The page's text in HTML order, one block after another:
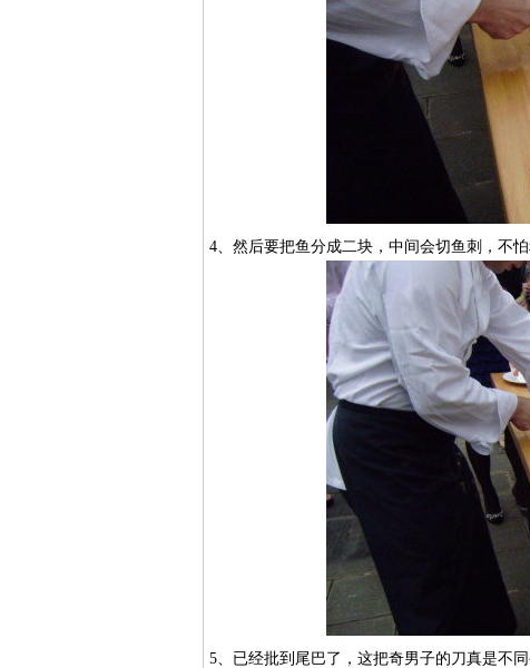
4、然后要把鱼分成二块，中间会切鱼刺，不怕
5、已经批到尾巴了，这把奇男子的刀真是不